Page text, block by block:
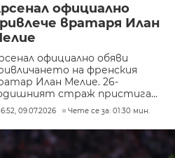
официално
вратаря Илан
официално обяви
на френския
Илан Мелие. 26-
страж пристига...
09.07.2026 Чете се за: 01:30 мин.